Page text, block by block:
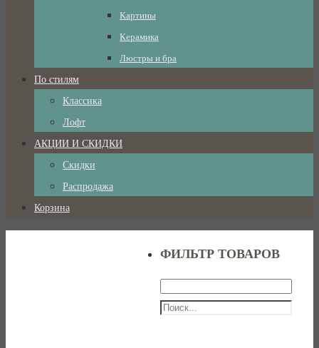
Картины
Керамика
Люстры и бра
По стилям
Классика
Лофт
АКЦИИ И СКИДКИ
Скидки
Распродажа
Корзина
ФИЛЬТР ТОВАРОВ